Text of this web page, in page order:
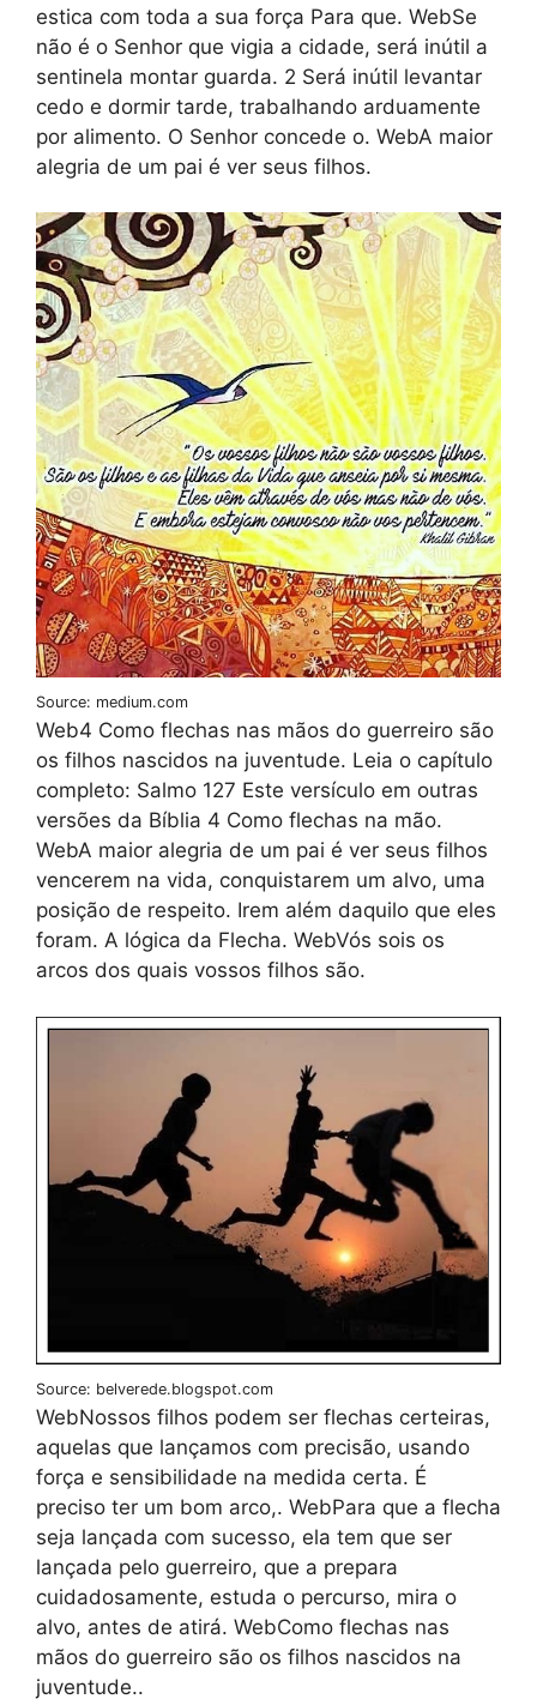
estica com toda a sua força Para que. WebSe
não é o Senhor que vigia a cidade, será inútil a
sentinela montar guarda. 2 Será inútil levantar
cedo e dormir tarde, trabalhando arduamente
por alimento. O Senhor concede o. WebA maior
alegria de um pai é ver seus filhos.
Source: medium.com
Web4 Como flechas nas mãos do guerreiro são
os filhos nascidos na juventude. Leia o capítulo
completo: Salmo 127 Este versículo em outras
versões da Bíblia 4 Como flechas na mão.
WebA maior alegria de um pai é ver seus filhos
vencerem na vida, conquistarem um alvo, uma
posição de respeito. Irem além daquilo que eles
foram. A lógica da Flecha. WebVós sois os
arcos dos quais vossos filhos são.
Source: belverede.blogspot.com
WebNossos filhos podem ser flechas certeiras,
aquelas que lançamos com precisão, usando
força e sensibilidade na medida certa. É
preciso ter um bom arco,. WebPara que a flecha
seja lançada com sucesso, ela tem que ser
lançada pelo guerreiro, que a prepara
cuidadosamente, estuda o percurso, mira o
alvo, antes de atirá. WebComo flechas nas
mãos do guerreiro são os filhos nascidos na
juventude..